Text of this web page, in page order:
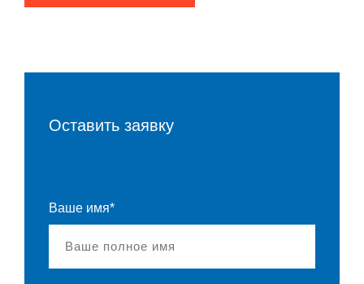
Оставить заявку
Ваше имя*